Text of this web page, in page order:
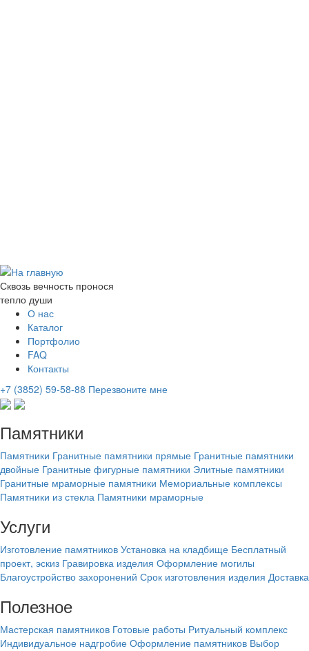
Сквозь вечность пронося
тепло души
О нас
Каталог
Портфолио
FAQ
Контакты
+7 (3852) 59-58-88 Перезвоните мне
Памятники
Памятники Гранитные памятники прямые Гранитные памятники
двойные Гранитные фигурные памятники Элитные памятники
Гранитные мраморные памятники Мемориальные комплексы
Памятники из стекла Памятники мраморные
Услуги
Изготовление памятников Установка на кладбище Бесплатный
проект, эскиз Гравировка изделия Оформление могилы
Благоустройство захоронений Срок изготовления изделия Доставка
Полезное
Мастерская памятников Готовые работы Ритуальный комплекс
Индивидуальное надгробие Оформление памятников Выбор